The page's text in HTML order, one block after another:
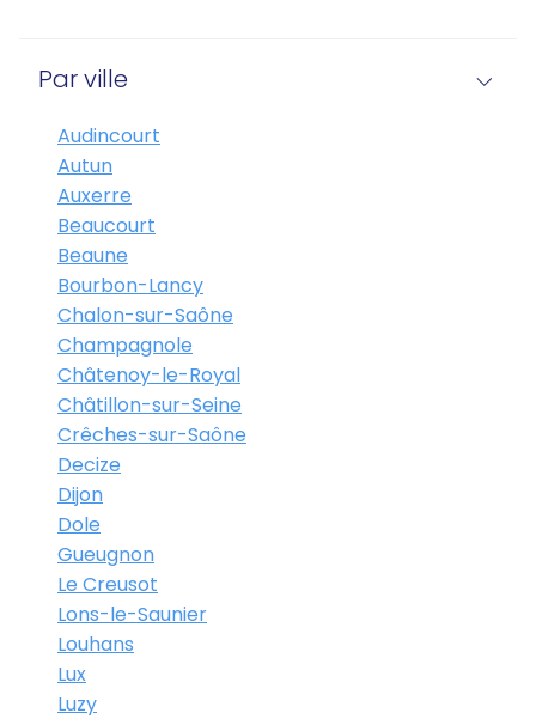
Par ville
Audincourt
Autun
Auxerre
Beaucourt
Beaune
Bourbon-Lancy
Chalon-sur-Saône
Champagnole
Châtenoy-le-Royal
Châtillon-sur-Seine
Crêches-sur-Saône
Decize
Dijon
Dole
Gueugnon
Le Creusot
Lons-le-Saunier
Louhans
Lux
Luzy